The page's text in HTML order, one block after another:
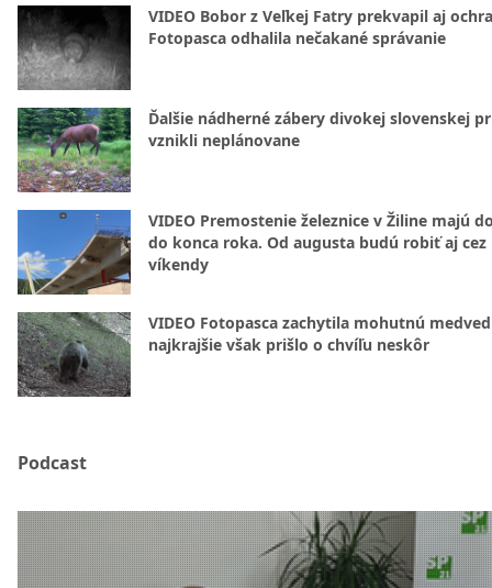
VIDEO Bobor z Veľkej Fatry prekvapil aj
Fotopasca odhalila nečakané správanie
Ďalšie nádherné zábery divokej slovenskej
vznikli neplánovane
VIDEO Premostenie železnice v Žiline majú
do konca roka. Od augusta budú robiť aj cez
víkendy
VIDEO Fotopasca zachytila mohutnú
najkrajšie však prišlo o chvíľu neskôr
Podcast